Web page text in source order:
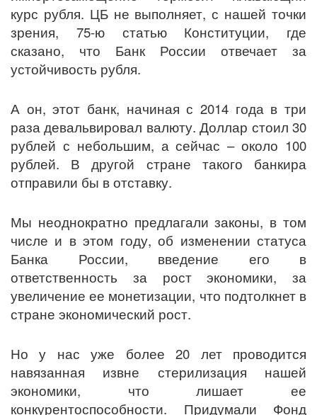
курс рубля. ЦБ не выполняет, с нашей точки
зрения, 75-ю статью Конституции, где
сказано, что Банк России отвечает за
устойчивость рубля.
А он, этот банк, начиная с 2014 года в три
раза девальвировал валюту. Доллар стоил 30
рублей с небольшим, а сейчас – около 100
рублей. В другой стране такого банкира
отправили бы в отставку.
Мы неоднократно предлагали законы, в том
числе и в этом году, об изменении статуса
Банка России, введение его в
ответственность за рост экономики, за
увеличение ее монетизации, что подтолкнет в
стране экономический рост.
Но у нас уже более 20 лет проводится
навязанная извне стерилизация нашей
экономики, что лишает ее
конкурентоспособности. Придумали Фонд